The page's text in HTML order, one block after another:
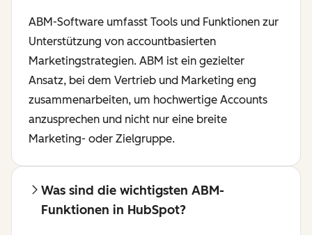
ABM-Software umfasst Tools und Funktionen zur
Unterstützung von accountbasierten
Marketingstrategien. ABM ist ein gezielter
Ansatz, bei dem Vertrieb und Marketing eng
zusammenarbeiten, um hochwertige Accounts
anzusprechen und nicht nur eine breite
Marketing- oder Zielgruppe.
Was sind die wichtigsten ABM-
Funktionen in HubSpot?